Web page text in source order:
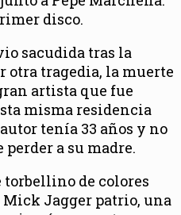
disco.
sacudida tras la
otra tragedia, la muerte
artista que fue
misma residencia
tenía 33 años y no
a su madre.
torbellino de colores
Mick Jagger patrio, una